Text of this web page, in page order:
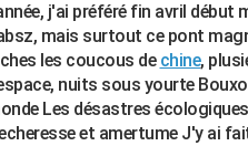
j'ai préféré fin avril début
mais surtout ce pont
les coucous de chine,
nuits sous yourte
Les désastres
et amertume J'y ai